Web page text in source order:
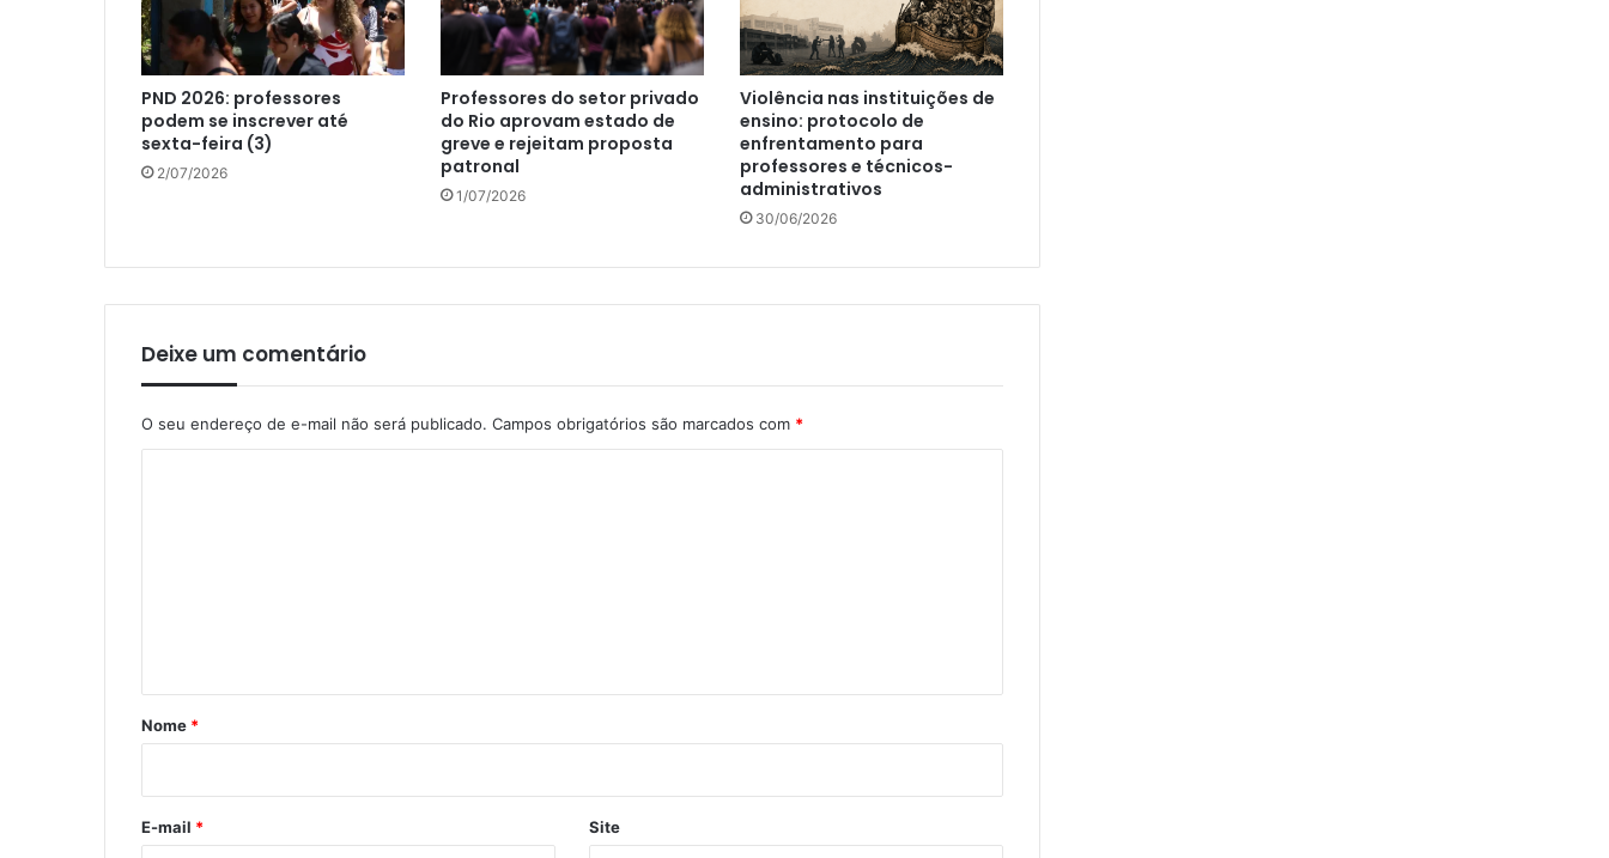
PND 2026: professores
podem se inscrever até
sexta-feira (3)
2/07/2026
Professores do setor privado
do Rio aprovam estado de
greve e rejeitam proposta
patronal
1/07/2026
Violência nas instituições de
ensino: protocolo de
enfrentamento para
professores e técnicos-
administrativos
30/06/2026
Deixe um comentário
O seu endereço de e-mail não será publicado. Campos obrigatórios são marcados com *
r
*
Nome *
E-mail * Site